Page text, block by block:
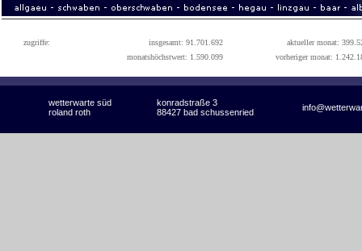
zugriffe: insgesamt: 91.701.692
aktueller monat:
monatshöchstwert: 1.590.099
vorheriger monat:
wetterwarte süd konradstraße 3
roland roth 88427 bad schussenried